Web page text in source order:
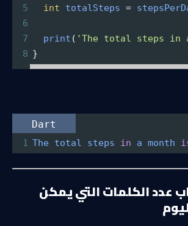
5
int totalSteps =
6
7
print ( 'The total steps in
8 }
Dart
1 The total steps in a month
حساب عدد الكلمات التي يمكن